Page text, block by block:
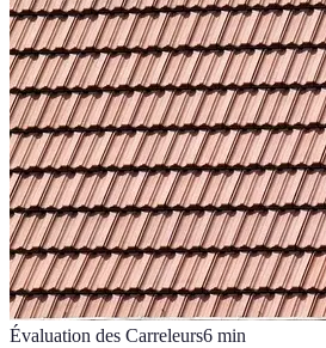
Évaluation des Carreleurs6 min